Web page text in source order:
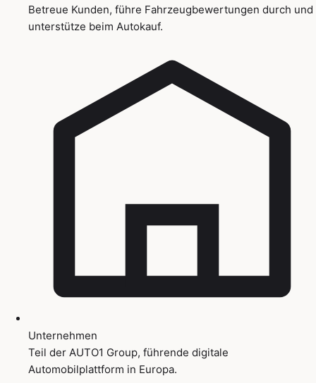
Betreue Kunden, führe Fahrzeugbewertungen durch und
unterstütze beim Autokauf.
Unternehmen
Teil der AUTO1 Group, führende digitale
Automobilplattform in Europa.